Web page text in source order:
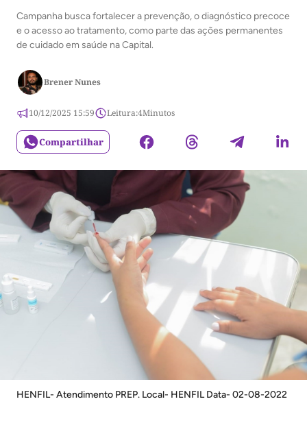
Campanha busca fortalecer a prevenção, o diagnóstico precoce
e o acesso ao tratamento, como parte das ações permanentes
de cuidado em saúde na Capital.
Brener Nunes
10/12/2025 15:59 Leitura:4Minutos
Compartilhar
HENFIL- Atendimento PREP. Local- HENFIL Data- 02-08-2022